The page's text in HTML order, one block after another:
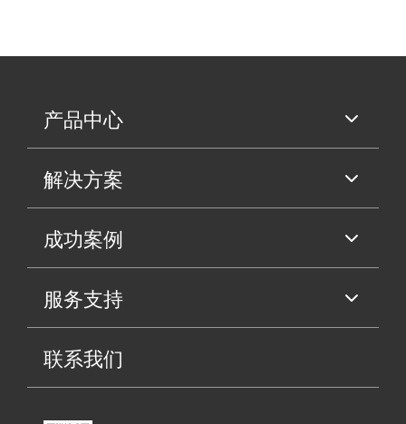
产品中心
解决方案
成功案例
服务支持
联系我们